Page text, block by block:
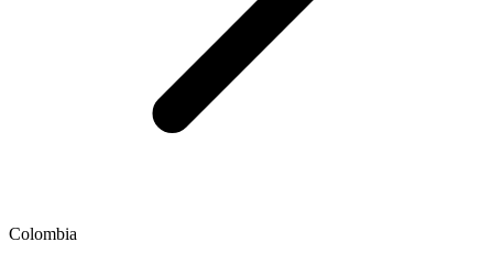
Colombia